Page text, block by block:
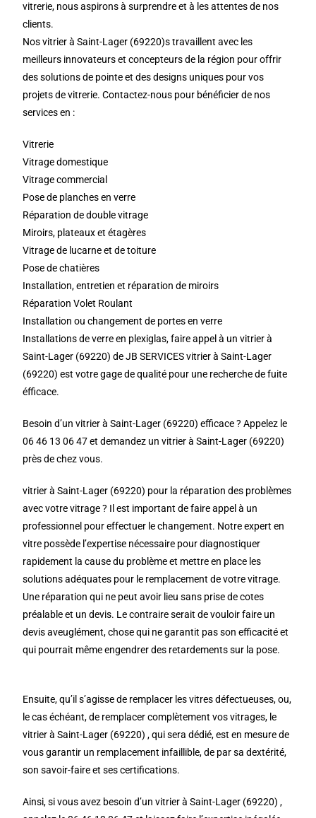
vitrerie, nous aspirons à surprendre et à les attentes de nos
clients.
Nos vitrier à Saint-Lager (69220)s travaillent avec les
meilleurs innovateurs et concepteurs de la région pour offrir
des solutions de pointe et des designs uniques pour vos
projets de vitrerie. Contactez-nous pour bénéficier de nos
services en :
Vitrerie
Vitrage domestique
Vitrage commercial
Pose de planches en verre
Réparation de double vitrage
Miroirs, plateaux et étagères
Vitrage de lucarne et de toiture
Pose de chatières
Installation, entretien et réparation de miroirs
Réparation Volet Roulant
Installation ou changement de portes en verre
Installations de verre en plexiglas, faire appel à un vitrier à
Saint-Lager (69220) de JB SERVICES vitrier à Saint-Lager
(69220) est votre gage de qualité pour une recherche de fuite
éfficace.
Besoin d’un vitrier à Saint-Lager (69220) efficace ? Appelez le
06 46 13 06 47 et demandez un vitrier à Saint-Lager (69220)
près de chez vous.
vitrier à Saint-Lager (69220) pour la réparation des problèmes
avec votre vitrage ? Il est important de faire appel à un
professionnel pour effectuer le changement. Notre expert en
vitre possède l’expertise nécessaire pour diagnostiquer
rapidement la cause du problème et mettre en place les
solutions adéquates pour le remplacement de votre vitrage.
Une réparation qui ne peut avoir lieu sans prise de cotes
préalable et un devis. Le contraire serait de vouloir faire un
devis aveuglément, chose qui ne garantit pas son efficacité et
qui pourrait même engendrer des retardements sur la pose.
Ensuite, qu’il s’agisse de remplacer les vitres défectueuses, ou,
le cas échéant, de remplacer complètement vos vitrages, le
vitrier à Saint-Lager (69220) , qui sera dédié, est en mesure de
vous garantir un remplacement infaillible, de par sa dextérité,
son savoir-faire et ses certifications.
Ainsi, si vous avez besoin d’un vitrier à Saint-Lager (69220) ,